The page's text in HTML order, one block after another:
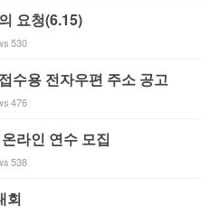
요청(6.15)
530
수용 전자우편 주소 공고
476
라인 연수 모집
538
회